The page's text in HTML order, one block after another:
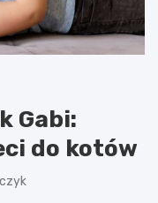
Gabi:
do kotów